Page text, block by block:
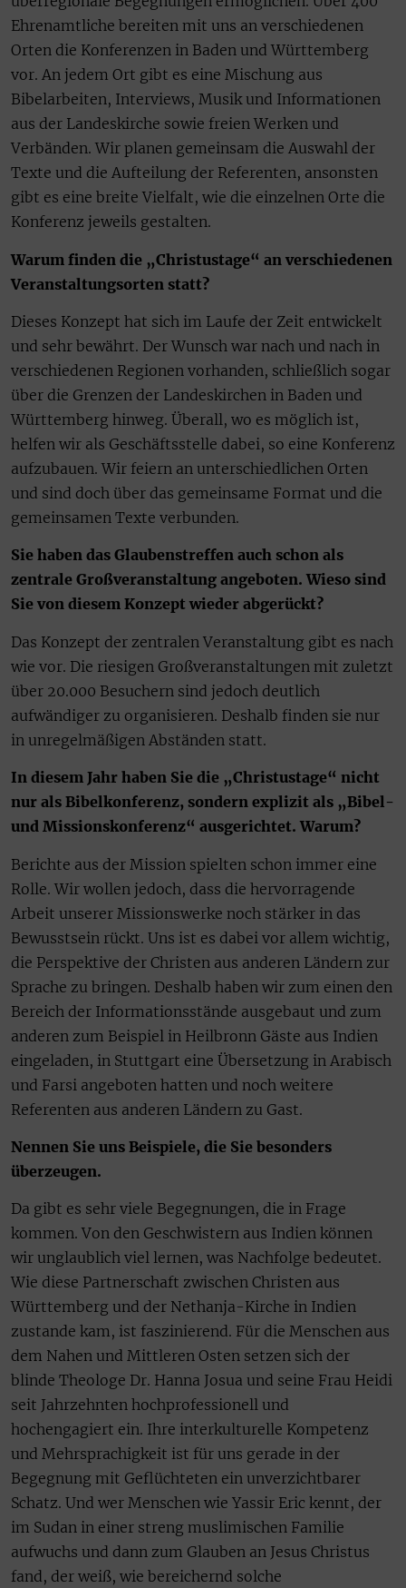
Ehrenamtliche bereiten mit uns an verschiedenen
Orten die Konferenzen in Baden und Württemberg
vor. An jedem Ort gibt es eine Mischung aus
Bibelarbeiten, Interviews, Musik und Informationen
aus der Landeskirche sowie freien Werken und
Verbänden. Wir planen gemeinsam die Auswahl der
Texte und die Aufteilung der Referenten, ansonsten
gibt es eine breite Vielfalt, wie die einzelnen Orte die
Konferenz jeweils gestalten.
Warum finden die „Christustage“ an verschiedenen
Veranstaltungsorten statt?
Dieses Konzept hat sich im Laufe der Zeit entwickelt
und sehr bewährt. Der Wunsch war nach und nach in
verschiedenen Regionen vorhanden, schließlich sogar
über die Grenzen der Landeskirchen in Baden und
Württemberg hinweg. Überall, wo es möglich ist,
helfen wir als Geschäftsstelle dabei, so eine Konferenz
aufzubauen. Wir feiern an unterschiedlichen Orten
und sind doch über das gemeinsame Format und die
gemeinsamen Texte verbunden.
Sie haben das Glaubenstreffen auch schon als
zentrale Großveranstaltung angeboten. Wieso sind
Sie von diesem Konzept wieder abgerückt?
Das Konzept der zentralen Veranstaltung gibt es nach
wie vor. Die riesigen Großveranstaltungen mit zuletzt
über 20.000 Besuchern sind jedoch deutlich
aufwändiger zu organisieren. Deshalb finden sie nur
in unregelmäßigen Abständen statt.
In diesem Jahr haben Sie die „Christustage“ nicht
nur als Bibelkonferenz, sondern explizit als „Bibel-
und Missionskonferenz“ ausgerichtet. Warum?
Berichte aus der Mission spielten schon immer eine
Rolle. Wir wollen jedoch, dass die hervorragende
Arbeit unserer Missionswerke noch stärker in das
Bewusstsein rückt. Uns ist es dabei vor allem wichtig,
die Perspektive der Christen aus anderen Ländern zur
Sprache zu bringen. Deshalb haben wir zum einen den
Bereich der Informationsstände ausgebaut und zum
anderen zum Beispiel in Heilbronn Gäste aus Indien
eingeladen, in Stuttgart eine Übersetzung in Arabisch
und Farsi angeboten hatten und noch weitere
Referenten aus anderen Ländern zu Gast.
Nennen Sie uns Beispiele, die Sie besonders
überzeugen.
Da gibt es sehr viele Begegnungen, die in Frage
kommen. Von den Geschwistern aus Indien können
wir unglaublich viel lernen, was Nachfolge bedeutet.
Wie diese Partnerschaft zwischen Christen aus
Württemberg und der Nethanja-Kirche in Indien
zustande kam, ist faszinierend. Für die Menschen aus
dem Nahen und Mittleren Osten setzen sich der
blinde Theologe Dr. Hanna Josua und seine Frau Heidi
seit Jahrzehnten hochprofessionell und
hochengagiert ein. Ihre interkulturelle Kompetenz
und Mehrsprachigkeit ist für uns gerade in der
Begegnung mit Geflüchteten ein unverzichtbarer
Schatz. Und wer Menschen wie Yassir Eric kennt, der
im Sudan in einer streng muslimischen Familie
aufwuchs und dann zum Glauben an Jesus Christus
fand, der weiß, wie bereichernd solche